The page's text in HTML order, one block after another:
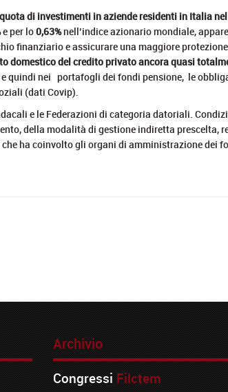
di investimenti in aziende residenti in Italia
e per lo0,63%nell’indice azionario mondiale,
finanziario e assicurare una maggiore
domestico del credito privato ancora quasi
quindi nei portafogli dei fondi pensione, le
(dati Covip).
e le Federazioni di categoria datoriali.
della modalità di gestione indiretta prescelta,
ha coinvolto gli organi di amministrazione dei
Archivio
Congressi Filctem